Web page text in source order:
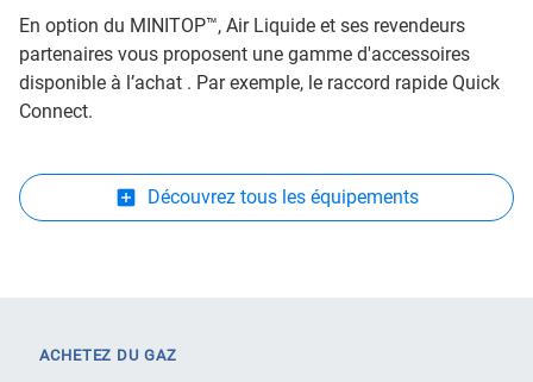
En option du MINITOP™, Air Liquide et ses revendeurs
partenaires vous proposent une gamme d'accessoires
disponible à l’achat . Par exemple, le raccord rapide Quick
Connect.
Découvrez tous les équipements
ACHETEZ DU GAZ